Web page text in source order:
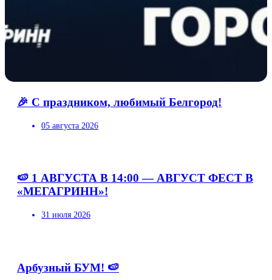
🎉 С праздником, любимый Белгород!
05 августа 2026
🍉 1 АВГУСТА В 14:00 — АВГУСТ ФЕСТ В
«МЕГАГРИНН»!
31 июля 2026
Арбузный БУМ! 🍉